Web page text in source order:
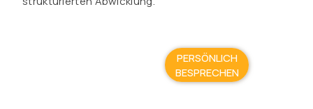
PERSÖNLICH
BESPRECHEN